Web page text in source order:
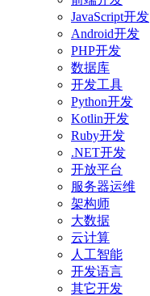
JavaScript开发
Android开发
PHP开发
数据库
开发工具
Python开发
Kotlin开发
Ruby开发
.NET开发
开放平台
服务器运维
架构师
大数据
云计算
人工智能
开发语言
其它开发